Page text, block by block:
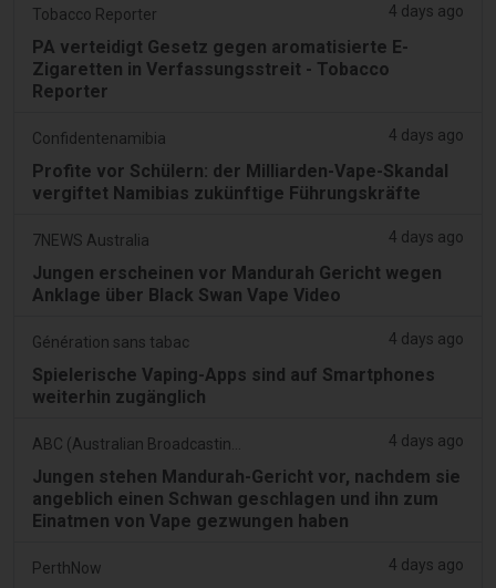
Tobacco Reporter 4 days ago
PA verteidigt Gesetz gegen aromatisierte E-
Zigaretten in Verfassungsstreit - Tobacco
Reporter
Confidentenamibia 4 days ago
Profite vor Schülern: der Milliarden-Vape-Skandal
vergiftet Namibias zukünftige Führungskräfte
7NEWS Australia 4 days ago
Jungen erscheinen vor Mandurah Gericht wegen
Anklage über Black Swan Vape Video
Génération sans tabac 4 days ago
Spielerische Vaping-Apps sind auf Smartphones
weiterhin zugänglich
4 days ago
Jungen stehen Mandurah-Gericht vor, nachdem sie
angeblich einen Schwan geschlagen und ihn zum
Einatmen von Vape gezwungen haben
PerthNow 4 days ago